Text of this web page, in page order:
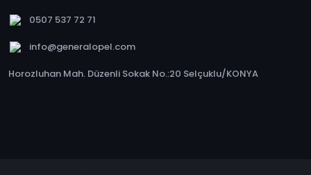
0507 537 72 71
info@generalopel.com
Horozluhan Mah. Düzenli Sokak No.:20 Selçuklu/KONYA